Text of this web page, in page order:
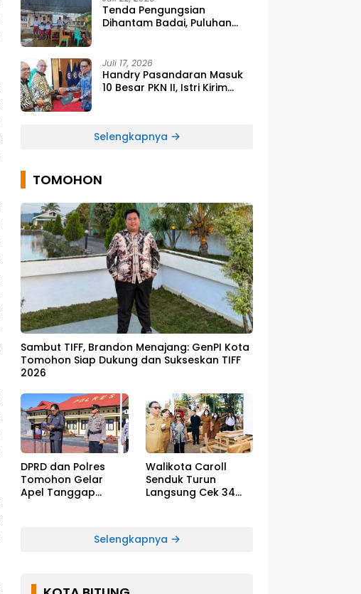
Tenda Pengungsian
Dihantam Badai, Puluhan
Juli 17, 2026
Handry Pasandaran Masuk
10 Besar PKN II, Istri Kirim
Selengkapnya
TOMOHON
Sambut TIFF, Brandon Menajang: ​GenPI Kota
Tomohon Siap Dukung dan Sukseskan TIFF
2026
DPRD dan Polres
Tomohon Gelar
Apel Tanggap
Walikota Caroll
Senduk Turun
Langsung Cek 34
Selengkapnya